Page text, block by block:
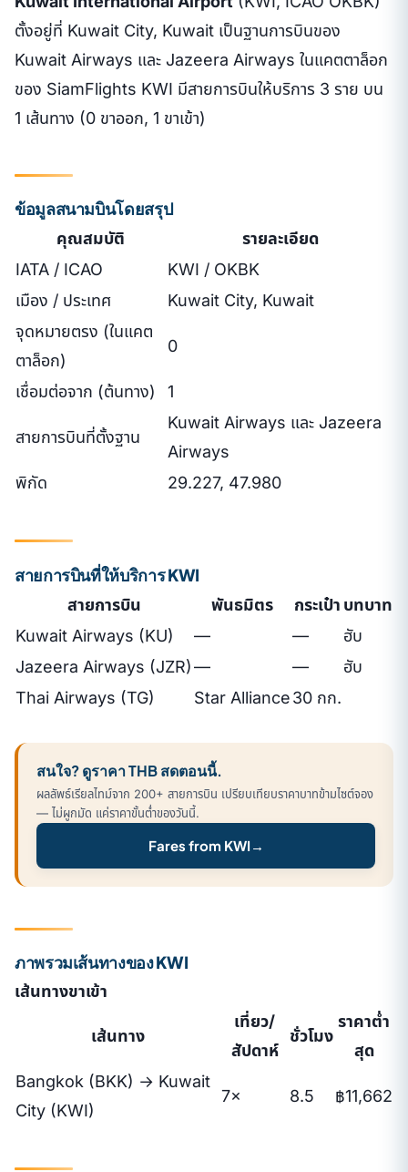
ตั้งอยู่ที่ Kuwait City, Kuwait เป็นฐานการบินของ
Kuwait Airways และ Jazeera Airways ในแคตตาล็อก
ของ SiamFlights KWI มีสายการบินให้บริการ 3 ราย บน
1 เส้นทาง (0 ขาออก, 1 ขาเข้า)
ข้อมูลสนามบินโดยสรุป
คุณสมบัติ
รายละเอียด
IATA / ICAO
KWI / OKBK
เมือง / ประเทศ
Kuwait City, Kuwait
จุดหมายตรง (ในแคต
ตาล็อก)
0
เชื่อมต่อจาก (ต้นทาง) 1
สายการบินที่ตั้งฐาน
Kuwait Airways และ Jazeera
Airways
พิกัด
29.227, 47.980
สายการบินที่ให้บริการ KWI
สายการบิน พันธมิตร กระเป๋า บทบาท
Kuwait Airways (KU)
— —
ฮับ
Jazeera Airways (JZR)— —
ฮับ
Thai Airways (TG)
Star Alliance30 กก.
สนใจ? ดูราคา THB สดตอนนี้.
ผลลัพธ์เรียลไทม์จาก 200+ สายการบิน เปรียบเทียบราคาบาทข้ามไซต์จอง
— ไม่ผูกมัด แค่ราคาขั้นต่ำของวันนี้.
Fares from KWI→
ภาพรวมเส้นทางของ KWI
เส้นทางขาเข้า
เส้นทาง
เที่ยว/
สัปดาห์
ชั่วโมง
ราคาต่ำ
สุด
Bangkok (BKK) → Kuwait
City (KWI)
7× 8.5 ฿11,662